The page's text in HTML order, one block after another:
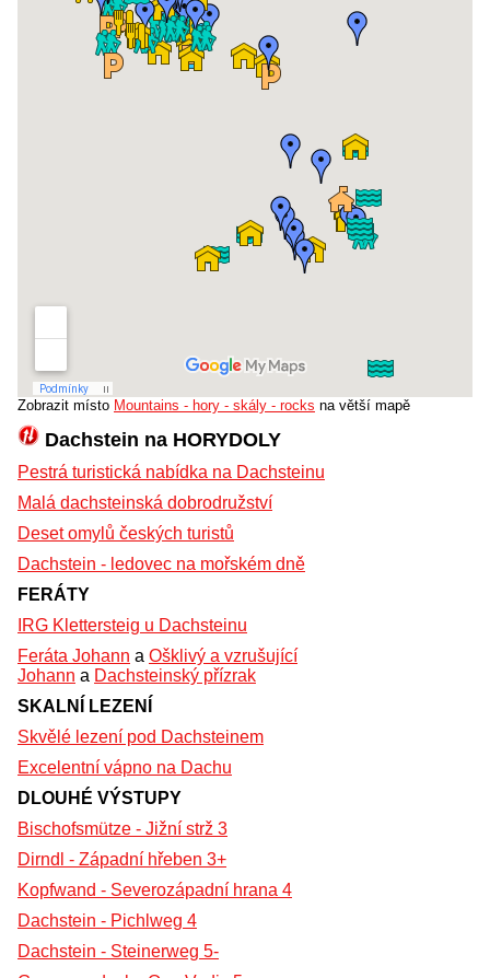
Zobrazit místo Mountains - hory - skály - rocks na větší mapě
Dachstein na HORYDOLY
Pestrá turistická nabídka na Dachsteinu
Malá dachsteinská dobrodružství
Deset omylů českých turistů
Dachstein - ledovec na mořském dně
FERÁTY
IRG Klettersteig u Dachsteinu
Feráta Johann a Ošklivý a vzrušující
Johann a Dachsteinský přízrak
SKALNÍ LEZENÍ
Skvělé lezení pod Dachsteinem
Excelentní vápno na Dachu
DLOUHÉ VÝSTUPY
Bischofsmütze - Jižní strž 3
Dirndl - Západní hřeben 3+
Kopfwand - Severozápadní hrana 4
Dachstein - Pichlweg 4
Dachstein - Steinerweg 5-